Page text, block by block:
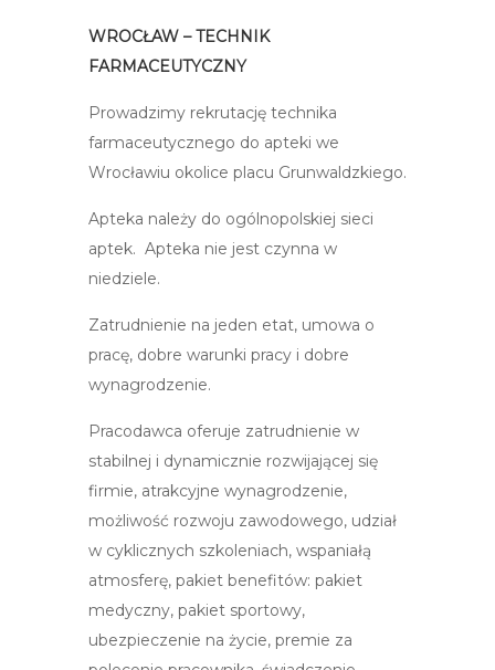
WROCŁAW – TECHNIK
FARMACEUTYCZNY
Prowadzimy rekrutację technika
farmaceutycznego do apteki we
Wrocławiu okolice placu Grunwaldzkiego.
Apteka należy do ogólnopolskiej sieci
aptek. Apteka nie jest czynna w
niedziele.
Zatrudnienie na jeden etat, umowa o
pracę, dobre warunki pracy i dobre
wynagrodzenie.
Pracodawca oferuje zatrudnienie w
stabilnej i dynamicznie rozwijającej się
firmie, atrakcyjne wynagrodzenie,
możliwość rozwoju zawodowego, udział
w cyklicznych szkoleniach, wspaniałą
atmosferę, pakiet benefitów: pakiet
medyczny, pakiet sportowy,
ubezpieczenie na życie, premie za